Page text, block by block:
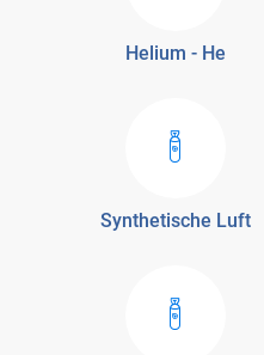
Helium - He
Synthetische Luft